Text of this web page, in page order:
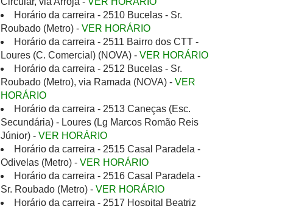
Horário da carreira - 2510 Bucelas - Sr.
Roubado (Metro) - VER HORÁRIO
Horário da carreira - 2511 Bairro dos CTT -
Loures (C. Comercial) (NOVA) - VER HORÁRIO
Horário da carreira - 2512 Bucelas - Sr.
Roubado (Metro), via Ramada (NOVA) - VER
HORÁRIO
Horário da carreira - 2513 Caneças (Esc.
Secundária) - Loures (Lg Marcos Romão Reis
Júnior) - VER HORÁRIO
Horário da carreira - 2515 Casal Paradela -
Odivelas (Metro) - VER HORÁRIO
Horário da carreira - 2516 Casal Paradela -
Sr. Roubado (Metro) - VER HORÁRIO
Horário da carreira - 2517 Hospital Beatriz